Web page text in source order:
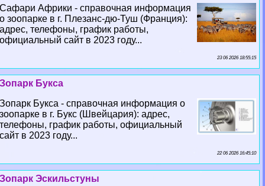
Сафари Африки - справочная информация
о зоопарке в г. Плезанс-дю-Туш (Франция):
адрес, телефоны, график работы,
официальный сайт в 2023 году...
23 06 2026 18:55:15
Зопарк Букса
Зопарк Букса - справочная информация о
зоопарке в г. Букс (Швейцария): адрес,
телефоны, график работы, официальный
сайт в 2023 году...
22 06 2026 16:45:10
Зопарк Эскильстуны